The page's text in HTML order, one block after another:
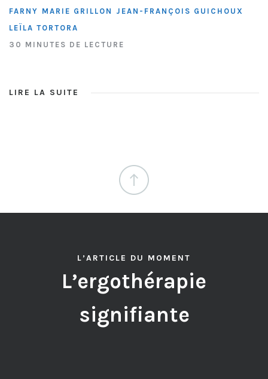
FARNY MARIE GRILLON
JEAN-FRANÇOIS GUICHOUX
LEÏLA TORTORA
30 MINUTES DE LECTURE
LIRE LA SUITE
L’ARTICLE DU MOMENT
L’ergothérapie
signifiante